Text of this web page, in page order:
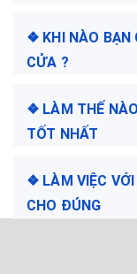
❖ KHI NÀO BẠN
CỬA ?
❖ LÀM THẾ
TỐT NHẤT
❖ LÀM VIỆC
CHO ĐÚNG